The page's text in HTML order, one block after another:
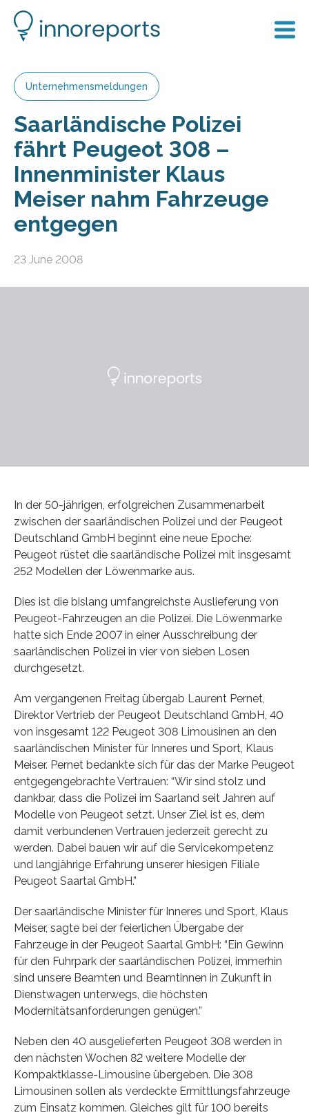
Unternehmensmeldungen
Saarländische Polizei
fährt Peugeot 308 –
Innenminister Klaus
Meiser nahm Fahrzeuge
entgegen
23 June 2008
In der 50-jährigen, erfolgreichen Zusammenarbeit
zwischen der saarländischen Polizei und der Peugeot
Deutschland GmbH beginnt eine neue Epoche:
Peugeot rüstet die saarländische Polizei mit insgesamt
252 Modellen der Löwenmarke aus.
Dies ist die bislang umfangreichste Auslieferung von
Peugeot-Fahrzeugen an die Polizei. Die Löwenmarke
hatte sich Ende 2007 in einer Ausschreibung der
saarländischen Polizei in vier von sieben Losen
durchgesetzt.
Am vergangenen Freitag übergab Laurent Pernet,
Direktor Vertrieb der Peugeot Deutschland GmbH, 40
von insgesamt 122 Peugeot 308 Limousinen an den
saarländischen Minister für Inneres und Sport, Klaus
Meiser. Pernet bedankte sich für das der Marke Peugeot
entgegengebrachte Vertrauen: “Wir sind stolz und
dankbar, dass die Polizei im Saarland seit Jahren auf
Modelle von Peugeot setzt. Unser Ziel ist es, dem
damit verbundenen Vertrauen jederzeit gerecht zu
werden. Dabei bauen wir auf die Servicekompetenz
und langjährige Erfahrung unserer hiesigen Filiale
Peugeot Saartal GmbH.”
Der saarländische Minister für Inneres und Sport, Klaus
Meiser, sagte bei der feierlichen Übergabe der
Fahrzeuge in der Peugeot Saartal GmbH: “Ein Gewinn
für den Fuhrpark der saarländischen Polizei, immerhin
sind unsere Beamten und Beamtinnen in Zukunft in
Dienstwagen unterwegs, die höchsten
Modernitätsanforderungen genügen.”
Neben den 40 ausgelieferten Peugeot 308 werden in
den nächsten Wochen 82 weitere Modelle der
Kompaktklasse-Limousine übergeben. Die 308
Limousinen sollen als verdeckte Ermittlungsfahrzeuge
zum Einsatz kommen. Gleiches gilt für 100 bereits